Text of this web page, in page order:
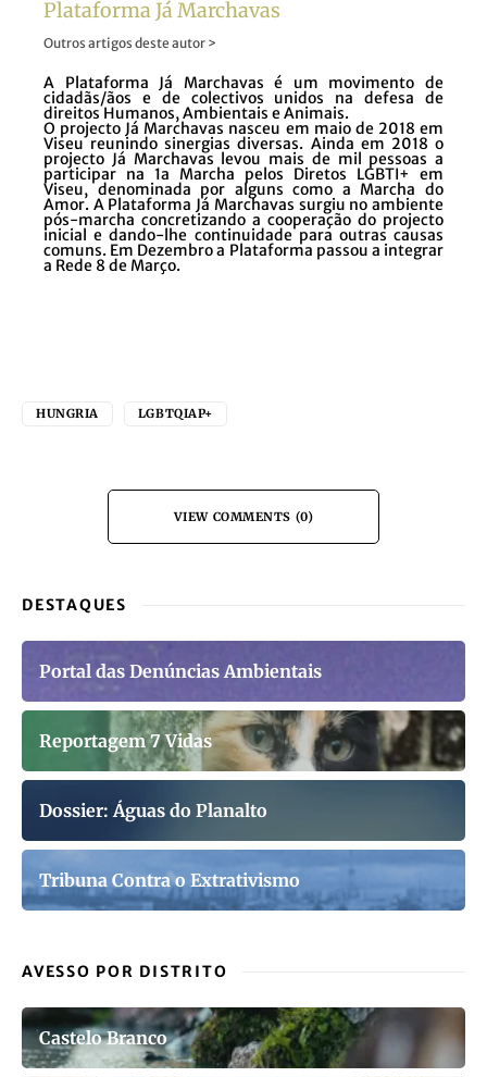
Plataforma Já Marchavas
Outros artigos deste autor >
A Plataforma Já Marchavas é um movimento de
cidadãs/ãos e de colectivos unidos na defesa de
direitos Humanos, Ambientais e Animais.
O projecto Já Marchavas nasceu em maio de 2018 em
Viseu reunindo sinergias diversas. Ainda em 2018 o
projecto Já Marchavas levou mais de mil pessoas a
participar na 1a Marcha pelos Diretos LGBTI+ em
Viseu, denominada por alguns como a Marcha do
Amor. A Plataforma Já Marchavas surgiu no ambiente
pós-marcha concretizando a cooperação do projecto
inicial e dando-lhe continuidade para outras causas
comuns. Em Dezembro a Plataforma passou a integrar
a Rede 8 de Março.
HUNGRIA LGBTQIAP+
VIEW COMMENTS (0)
DESTAQUES
Portal das Denúncias Ambientais
Reportagem 7 Vidas
Dossier: Águas do Planalto
Tribuna Contra o Extrativismo
AVESSO POR DISTRITO
Castelo Branco